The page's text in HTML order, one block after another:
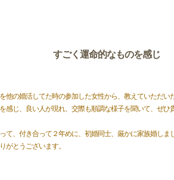
すごく運命的なものを感じ
他の婚活してた時の参加した女性から、教えていただい
感じ、良い人が現れ、交際も順調な様子を聞いて、ぜひ
て、付き合って２年めに、初婚同士、厳かに家族婚しま
がとうございます。